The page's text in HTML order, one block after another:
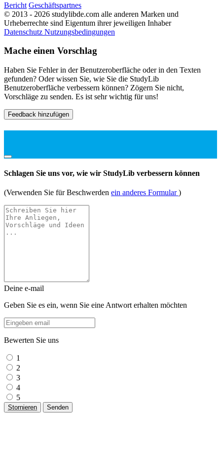
Bericht Geschäftspartnes
© 2013 - 2026 studylibde.com alle anderen Marken und
Urheberrechte sind Eigentum ihrer jeweiligen Inhaber
Datenschutz Nutzungsbedingungen
Mache einen Vorschlag
Haben Sie Fehler in der Benutzeroberfläche oder in den Texten
gefunden? Oder wissen Sie, wie Sie die StudyLib
Benutzeroberfläche verbessern können? Zögern Sie nicht,
Vorschläge zu senden. Es ist sehr wichtig für uns!
Feedback hinzufügen
Schlagen Sie uns vor, wie wir StudyLib verbessern können
(Verwenden Sie für Beschwerden ein anderes Formular)
Deine e-mail
Geben Sie es ein, wenn Sie eine Antwort erhalten möchten
Bewerten Sie uns
1
2
3
4
5
Stornieren Senden